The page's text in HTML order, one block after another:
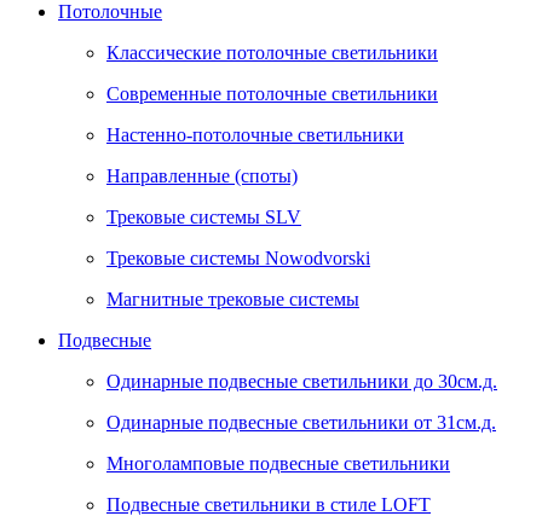
Потолочные
Классические потолочные светильники
Современные потолочные светильники
Настенно-потолочные светильники
Направленные (споты)
Трековые системы SLV
Трековые системы Nowodvorski
Магнитные трековые системы
Подвесные
Одинарные подвесные светильники до 30см.д.
Одинарные подвесные светильники от 31см.д.
Многоламповые подвесные светильники
Подвесные светильники в стиле LOFT